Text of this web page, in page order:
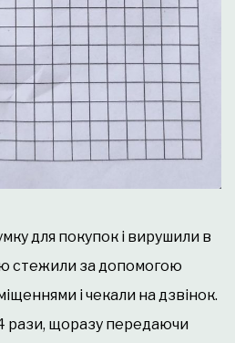
для покупок і вирушили в
стежили за допомогою
і чекали на дзвінок.
рази, щоразу передаючи